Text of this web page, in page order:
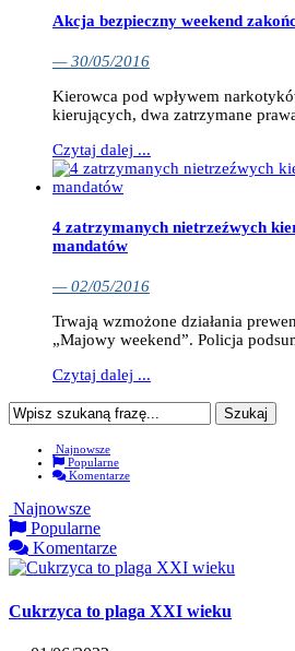
Akcja bezpieczny weekend
— 30/05/2016
Kierowca pod wpływem
kierujących, dwa zatrzymane
Czytaj dalej ...
4 zatrzymanych nietrzeźwych
mandatów
— 02/05/2016
Trwają wzmożone działania
„Majowy weekend”. Policja
Czytaj dalej ...
Najnowsze
Popularne
Komentarze
Najnowsze
Popularne
Komentarze
Cukrzyca to plaga XXI wieku